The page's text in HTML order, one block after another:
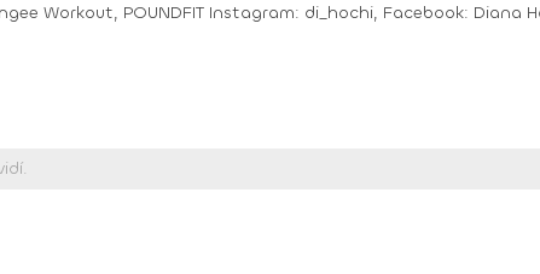
Facebook: Diana Hô Chí Facebook